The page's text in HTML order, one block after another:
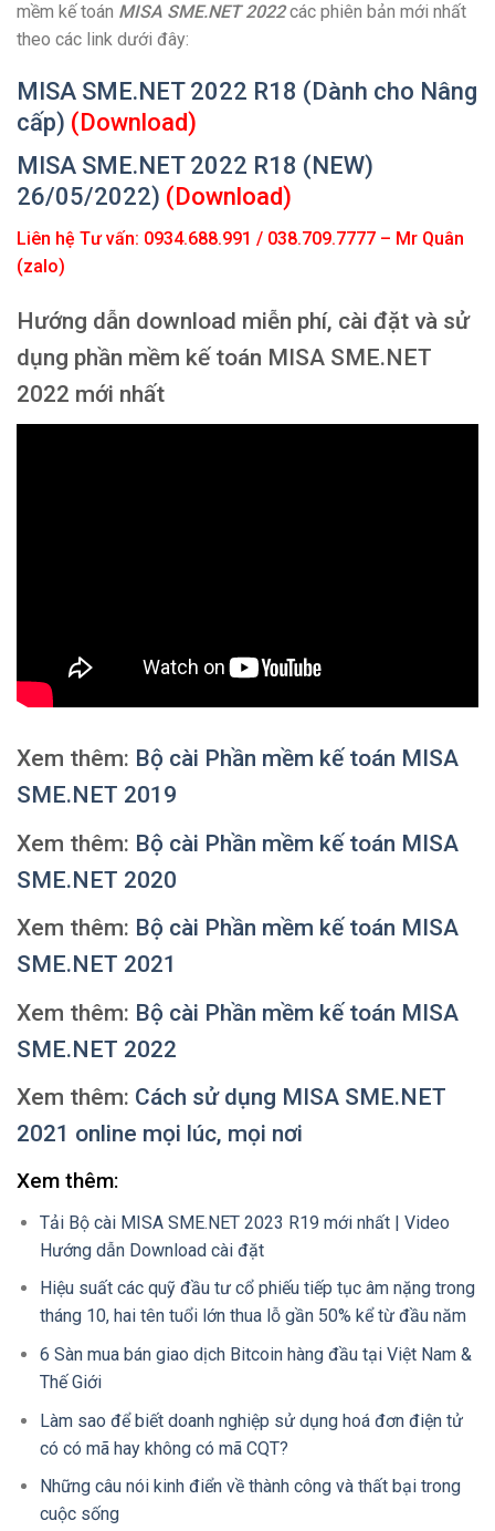
mềm kế toán MISA SME.NET 2022 các phiên bản mới nhất
theo các link dưới đây:
MISA SME.NET 2022 R18 (Dành cho Nâng
cấp) (Download)
MISA SME.NET 2022 R18 (NEW)
26/05/2022) (Download)
Liên hệ Tư vấn: 0934.688.991 / 038.709.7777 – Mr Quân
(zalo)
Hướng dẫn download miễn phí, cài đặt và sử
dụng phần mềm kế toán MISA SME.NET
2022 mới nhất
Xem thêm: Bộ cài Phần mềm kế toán MISA
SME.NET 2019
Xem thêm: Bộ cài Phần mềm kế toán MISA
SME.NET 2020
Xem thêm: Bộ cài Phần mềm kế toán MISA
SME.NET 2021
Xem thêm: Bộ cài Phần mềm kế toán MISA
SME.NET 2022
Xem thêm: Cách sử dụng MISA SME.NET
2021 online mọi lúc, mọi nơi
Xem thêm:
Tải Bộ cài MISA SME.NET 2023 R19 mới nhất | Video
Hướng dẫn Download cài đặt
Hiệu suất các quỹ đầu tư cổ phiếu tiếp tục âm nặng trong
tháng 10, hai tên tuổi lớn thua lỗ gần 50% kể từ đầu năm
6 Sàn mua bán giao dịch Bitcoin hàng đầu tại Việt Nam &
Thế Giới
Làm sao để biết doanh nghiệp sử dụng hoá đơn điện tử
có có mã hay không có mã CQT?
Những câu nói kinh điển về thành công và thất bại trong
cuộc sống